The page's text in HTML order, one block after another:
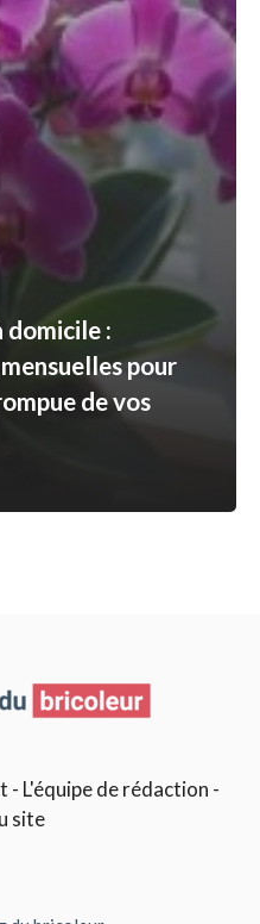
domicile :
pour
de vos
- L'équipe de rédaction -
site